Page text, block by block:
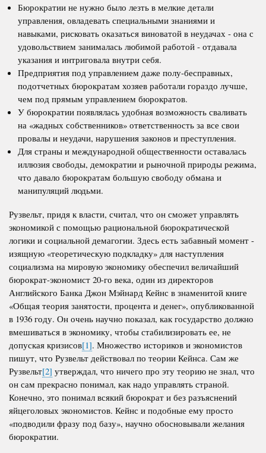
Бюрократии не нужно было лезть в мелкие детали
управления, овладевать специальными знаниями и
навыками, рисковать оказаться виноватой в неудачах - она с
удовольствием занималась любимой работой - отдавала
указания и интриговала внутри себя.
Предприятия под управлением даже полу-бесправных,
подотчетных бюрократам хозяев работали гораздо лучше,
чем под прямым управлением бюрократов.
У бюрократии появлялась удобная возможность сваливать
на «жадных собственников» ответственность за все свои
провалы и неудачи, нарушения законов и преступления.
Для страны и международной общественности оставалась
иллюзия свободы, демократии и рыночной природы режима,
что давало бюрократам большую свободу обмана и
манипуляций людьми.
Рузвельт, придя к власти, считал, что он сможет управлять
экономикой с помощью рациональной бюрократической
логики и социальной демагогии. Здесь есть забавный момент -
изящную «теоретическую подкладку» для наступления
социализма на мировую экономику обеспечил величайший
бюрократ-экономист 20-го века, один из директоров
Английского Банка Джон Мэйнард Кейнс в знаменитой книге
«Общая теория занятости, процента и денег», опубликованной
в 1936 году. Он очень научно показал, как государство должно
вмешиваться в экономику, чтобы стабилизировать ее, не
допуская кризисов[1]. Множество историков и экономистов
пишут, что Рузвельт действовал по теории Кейнса. Сам же
Рузвельт[2] утверждал, что ничего про эту теорию не знал, что
он сам прекрасно понимал, как надо управлять страной.
Конечно, это понимал всякий бюрократ и без разъяснений
яйцеголовых экономистов. Кейнс и подобные ему просто
«подводили фразу под базу», научно обосновывали желания
бюрократии.